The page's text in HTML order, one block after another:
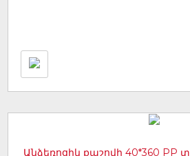
Անձեռոցիկ քաշովի 40*360 PP